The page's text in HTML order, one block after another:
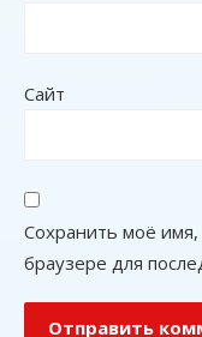
Сайт
Сохранить моё имя,
браузере для